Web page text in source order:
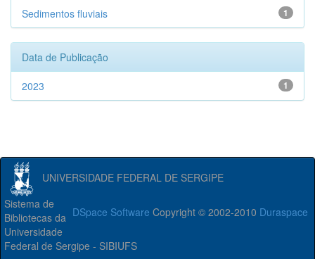
1
Sedimentos fluviais
Data de Publicação
1
2023
UNIVERSIDADE FEDERAL DE SERGIPE
DSpace Software Copyright © 2002-2010 Duraspace
Sistema de
Bibliotecas da
Universidade
Federal de Sergipe - SIBIUFS